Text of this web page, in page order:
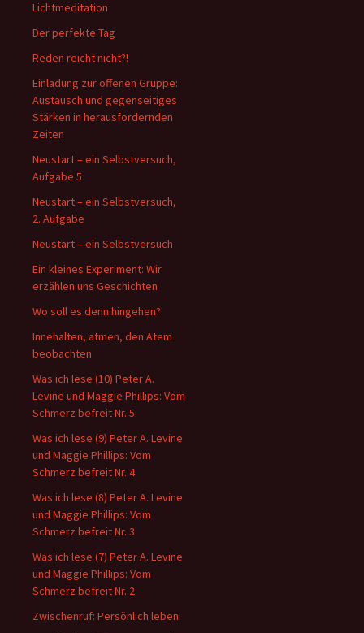
Lichtmeditation
Der perfekte Tag
Reden reicht nicht?!
Einladung zur offenen Gruppe:
Austausch und gegenseitiges
Stärken in herausfordernden
Zeiten
Neustart – ein Selbstversuch,
Aufgabe 5
Neustart – ein Selbstversuch,
2. Aufgabe
Neustart – ein Selbstversuch
Ein kleines Experiment: Wir
erzählen uns Geschichten
Wo soll es denn hingehen?
Innehalten, atmen, den Atem
beobachten
Was ich lese (10) Peter A.
Levine und Maggie Phillips: Vom
Schmerz befreit Nr. 5
Was ich lese (9) Peter A. Levine
und Maggie Phillips: Vom
Schmerz befreit Nr. 4
Was ich lese (8) Peter A. Levine
und Maggie Phillips: Vom
Schmerz befreit Nr. 3
Was ich lese (7) Peter A. Levine
und Maggie Phillips: Vom
Schmerz befreit Nr. 2
Zwischenruf: Persönlich leben